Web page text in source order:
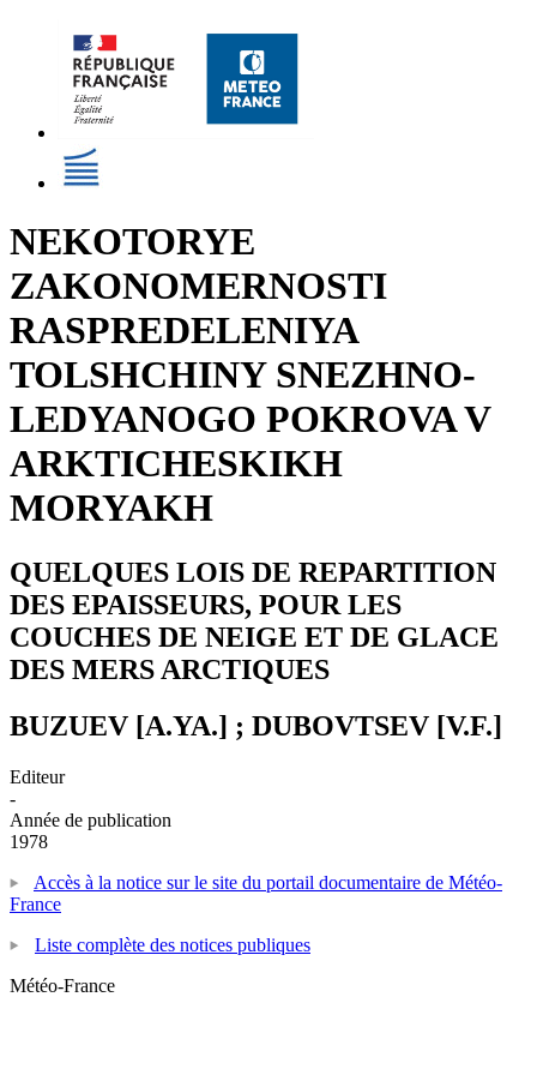
NEKOTORYE
ZAKONOMERNOSTI
RASPREDELENIYA
TOLSHCHINY SNEZHNO-
LEDYANOGO POKROVA V
ARKTICHESKIKH
MORYAKH
QUELQUES LOIS DE REPARTITION
DES EPAISSEURS, POUR LES
COUCHES DE NEIGE ET DE GLACE
DES MERS ARCTIQUES
BUZUEV [A.YA.] ; DUBOVTSEV [V.F.]
Editeur
-
Année de publication
1978
Accès à la notice sur le site du portail documentaire de Météo-
France
Liste complète des notices publiques
Météo-France